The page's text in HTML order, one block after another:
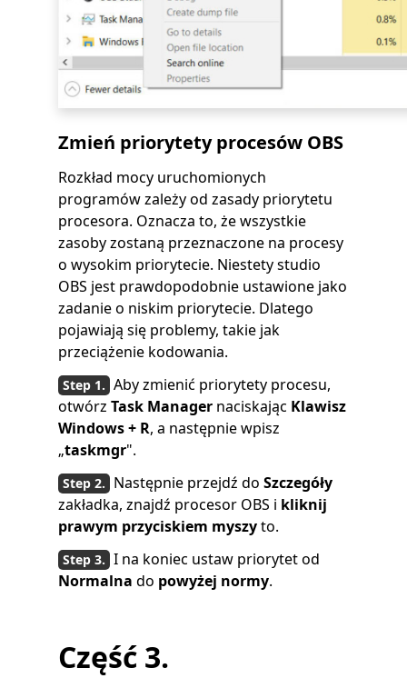
Zmień priorytety procesów OBS
Rozkład mocy uruchomionych
programów zależy od zasady priorytetu
procesora. Oznacza to, że wszystkie
zasoby zostaną przeznaczone na procesy
o wysokim priorytecie. Niestety studio
OBS jest prawdopodobnie ustawione jako
zadanie o niskim priorytecie. Dlatego
pojawiają się problemy, takie jak
przeciążenie kodowania.
Aby zmienić priorytety procesu,
otwórz Task Manager naciskając Klawisz
Windows + R, a następnie wpisz
„taskmgr".
Następnie przejdź do Szczegóły
zakładka, znajdź procesor OBS i kliknij
prawym przyciskiem myszyto.
I na koniec ustaw priorytet od
Normalna do powyżej normy.
Część 3.